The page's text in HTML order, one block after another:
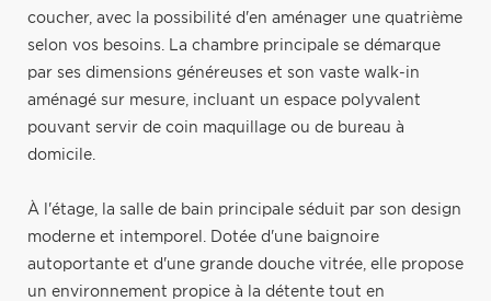
coucher, avec la possibilité d'en aménager une quatrième
selon vos besoins. La chambre principale se démarque
par ses dimensions généreuses et son vaste walk-in
aménagé sur mesure, incluant un espace polyvalent
pouvant servir de coin maquillage ou de bureau à
domicile.
À l'étage, la salle de bain principale séduit par son design
moderne et intemporel. Dotée d'une baignoire
autoportante et d'une grande douche vitrée, elle propose
un environnement propice à la détente tout en